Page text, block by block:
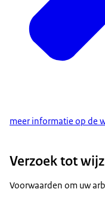
meer informatie op de
Verzoek tot
Voorwaarden om uw